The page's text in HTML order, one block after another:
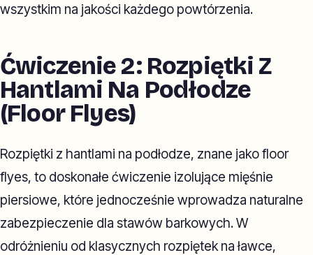
wszystkim na jakości każdego powtórzenia.
Ćwiczenie 2: Rozpiętki Z
Hantlami Na Podłodze
(Floor Flyes)
Rozpiętki z hantlami na podłodze, znane jako floor
flyes, to doskonałe ćwiczenie izolujące mięśnie
piersiowe, które jednocześnie wprowadza naturalne
zabezpieczenie dla stawów barkowych. W
odróżnieniu od klasycznych rozpiętek na ławce,